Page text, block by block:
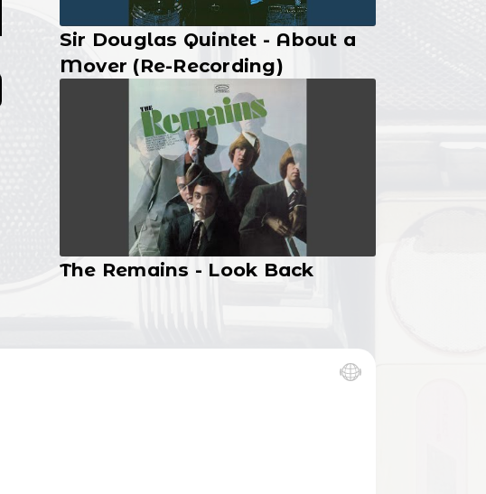
Sir Douglas Quintet - About a
Mover (Re-Recording)
The Remains - Look Back